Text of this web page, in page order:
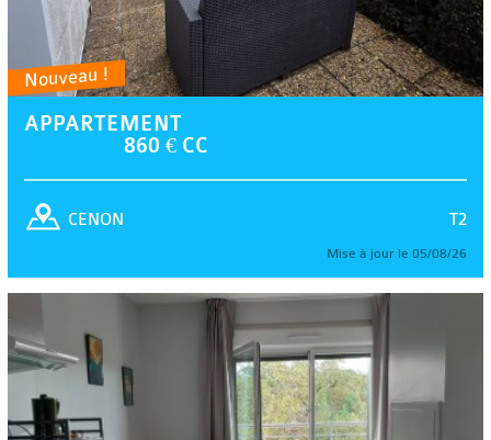
Nouveau !
APPARTEMENT
860 € CC
T2
CENON
Mise à jour le 05/08/26